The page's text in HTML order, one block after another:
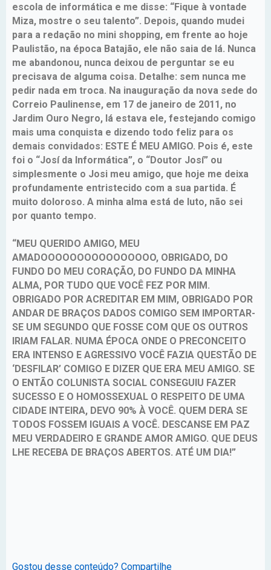
escola de informática e me disse: “Fique à vontade
Miza, mostre o seu talento”. Depois, quando mudei
para a redação no mini shopping, em frente ao hoje
Paulistão, na época Batajão, ele não saia de lá. Nunca
me abandonou, nunca deixou de perguntar se eu
precisava de alguma coisa. Detalhe: sem nunca me
pedir nada em troca. Na inauguração da nova sede do
Correio Paulinense, em 17 de janeiro de 2011, no
Jardim Ouro Negro, lá estava ele, festejando comigo
mais uma conquista e dizendo todo feliz para os
demais convidados: ESTE É MEU AMIGO. Pois é, este
foi o “Josí da Informática”, o “Doutor Josí” ou
simplesmente o Josi meu amigo, que hoje me deixa
profundamente entristecido com a sua partida. É
muito doloroso. A minha alma está de luto, não sei
por quanto tempo.
“MEU QUERIDO AMIGO, MEU
AMADOOOOOOOOOOOOOOOO, OBRIGADO, DO
FUNDO DO MEU CORAÇÃO, DO FUNDO DA MINHA
ALMA, POR TUDO QUE VOCÊ FEZ POR MIM.
OBRIGADO POR ACREDITAR EM MIM, OBRIGADO POR
ANDAR DE BRAÇOS DADOS COMIGO SEM IMPORTAR-
SE UM SEGUNDO QUE FOSSE COM QUE OS OUTROS
IRIAM FALAR. NUMA ÉPOCA ONDE O PRECONCEITO
ERA INTENSO E AGRESSIVO VOCÊ FAZIA QUESTÃO DE
‘DESFILAR’ COMIGO E DIZER QUE ERA MEU AMIGO. SE
O ENTÃO COLUNISTA SOCIAL CONSEGUIU FAZER
SUCESSO E O HOMOSSEXUAL O RESPEITO DE UMA
CIDADE INTEIRA, DEVO 90% À VOCÊ. QUEM DERA SE
TODOS FOSSEM IGUAIS A VOCÊ. DESCANSE EM PAZ
MEU VERDADEIRO E GRANDE AMOR AMIGO. QUE DEUS
LHE RECEBA DE BRAÇOS ABERTOS. ATÉ UM DIA!”
Gostou desse conteúdo? Compartilhe